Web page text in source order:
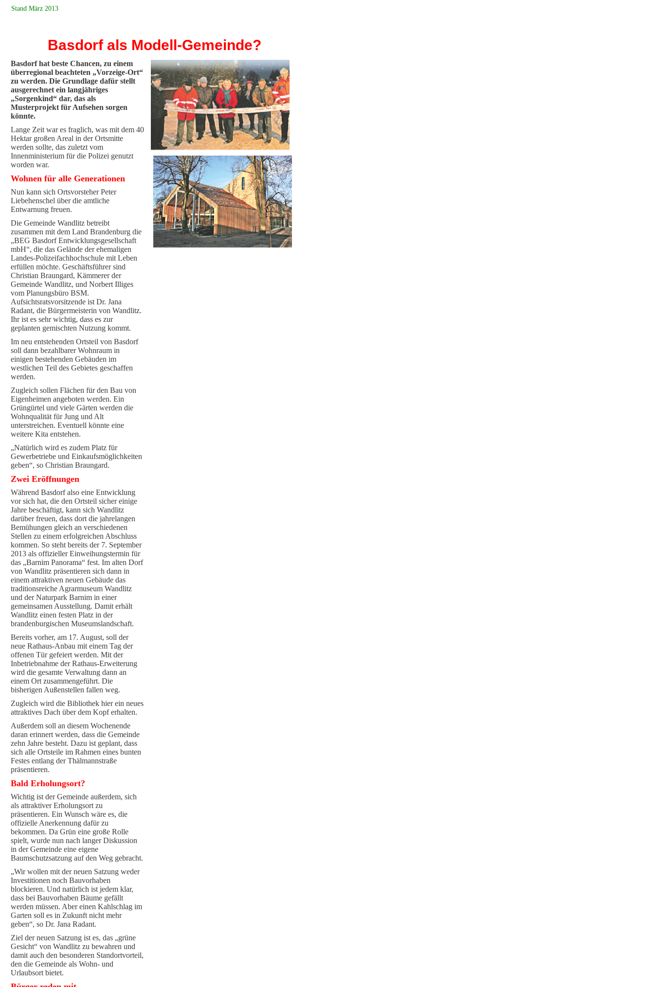
Basdorf als Modell-Gemeinde?
Stand März 2013
Basdorf hat beste Chancen, zu einem
überregional beachteten „Vorzeige-Ort“
zu werden. Die Grundlage dafür stellt
ausgerechnet ein langjähriges
„Sorgenkind“ dar, das als
Musterprojekt für Aufsehen sorgen
könnte.
Lange Zeit war es fraglich, was mit dem 40
Hektar großen Areal in der Ortsmitte
werden sollte, das zuletzt vom
Innenministerium für die Polizei genutzt
worden war.
Wohnen für alle Generationen
Nun kann sich Ortsvorsteher Peter
Liebehenschel über die amtliche
Entwarnung freuen.
Die Gemeinde Wandlitz betreibt
zusammen mit dem Land Brandenburg die
„BEG Basdorf Entwicklungsgesellschaft
mbH“, die das Gelände der ehemaligen
Landes-Polizeifachhochschule mit Leben
erfüllen möchte. Geschäftsführer sind
Christian Braungard, Kämmerer der
Gemeinde Wandlitz, und Norbert Illiges
vom Planungsbüro BSM.
Aufsichtsratsvorsitzende ist Dr. Jana
Radant, die Bürgermeisterin von Wandlitz.
Ihr ist es sehr wichtig, dass es zur
geplanten gemischten Nutzung kommt.
Im neu entstehenden Ortsteil von Basdorf
soll dann bezahlbarer Wohnraum in
einigen bestehenden Gebäuden im
westlichen Teil des Gebietes geschaffen
werden.
Zugleich sollen Flächen für den Bau von
Eigenheimen angeboten werden. Ein
Grüngürtel und viele Gärten werden die
Wohnqualität für Jung und Alt
unterstreichen. Eventuell könnte eine
weitere Kita entstehen.
„Natürlich wird es zudem Platz für
Gewerbetriebe und Einkaufsmöglichkeiten
geben“, so Christian Braungard.
Zwei Eröffnungen
Während Basdorf also eine Entwicklung
vor sich hat, die den Ortsteil sicher einige
Jahre beschäftigt, kann sich Wandlitz
darüber freuen, dass dort die jahrelangen
Bemühungen gleich an verschiedenen
Stellen zu einem erfolgreichen Abschluss
kommen. So steht bereits der 7. September
2013 als offizieller Einweihungstermin für
das „Barnim Panorama“ fest. Im alten Dorf
von Wandlitz präsentieren sich dann in
einem attraktiven neuen Gebäude das
traditionsreiche Agrarmuseum Wandlitz
und der Naturpark Barnim in einer
gemeinsamen Ausstellung. Damit erhält
Wandlitz einen festen Platz in der
brandenburgischen Museumslandschaft.
Bereits vorher, am 17. August, soll der
neue Rathaus-Anbau mit einem Tag der
offenen Tür gefeiert werden. Mit der
Inbetriebnahme der Rathaus-Erweiterung
wird die gesamte Verwaltung dann an
einem Ort zusammengeführt. Die
bisherigen Außenstellen fallen weg.
Zugleich wird die Bibliothek hier ein neues
attraktives Dach über dem Kopf erhalten.
Außerdem soll an diesem Wochenende
daran erinnert werden, dass die Gemeinde
zehn Jahre besteht. Dazu ist geplant, dass
sich alle Ortsteile im Rahmen eines bunten
Festes entlang der Thälmannstraße
präsentieren.
Bald Erholungsort?
Wichtig ist der Gemeinde außerdem, sich
als attraktiver Erholungsort zu
präsentieren. Ein Wunsch wäre es, die
offizielle Anerkennung dafür zu
bekommen. Da Grün eine große Rolle
spielt, wurde nun nach langer Diskussion
in der Gemeinde eine eigene
Baumschutzsatzung auf den Weg gebracht.
„Wir wollen mit der neuen Satzung weder
Investitionen noch Bauvorhaben
blockieren. Und natürlich ist jedem klar,
dass bei Bauvorhaben Bäume gefällt
werden müssen. Aber einen Kahlschlag im
Garten soll es in Zukunft nicht mehr
geben“, so Dr. Jana Radant.
Ziel der neuen Satzung ist es, das „grüne
Gesicht“ von Wandlitz zu bewahren und
damit auch den besonderen Standortvorteil,
den die Gemeinde als Wohn- und
Urlaubsort bietet.